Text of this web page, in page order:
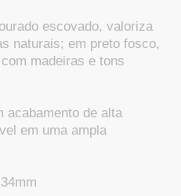
escovado, valoriza
naturais; em preto fosco,
madeiras e tons
acabamento de alta
em uma ampla